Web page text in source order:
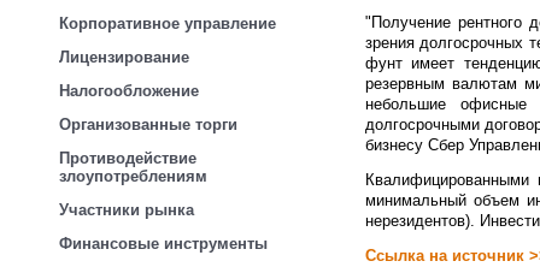
Корпоративное управление
Лицензирование
Налогообложение
Организованные торги
Противодействие
злоупотреблениям
Участники рынка
Финансовые инструменты
"Получение рентного
зрения долгосрочных
фунт имеет
резервным валютам
небольшие
долгосрочными
бизнесу Сбер
минимальный объем
нерезидентов).
Ссылка на источник